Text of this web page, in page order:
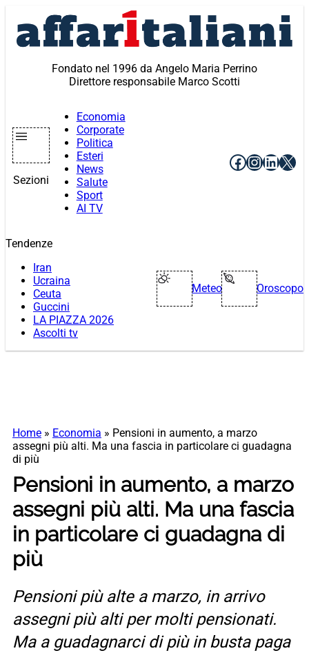
contenuto
Fondato nel 1996 da Angelo Maria Perrino
Direttore responsabile Marco Scotti
Sezioni
Economia
Corporate
Politica
Esteri
News
Salute
Sport
AI TV
Facebook
X
Tendenze
Iran
Ucraina
Ceuta
Guccini
LA PIAZZA 2026
Ascolti tv
Meteo Oroscopo
Home » Economia » Pensioni in aumento, a marzo
assegni più alti. Ma una fascia in particolare ci guadagna
di più
Pensioni in aumento, a marzo
assegni più alti. Ma una fascia
in particolare ci guadagna di
più
Pensioni più alte a marzo, in arrivo
assegni più alti per molti pensionati.
Ma a guadagnarci di più in busta paga